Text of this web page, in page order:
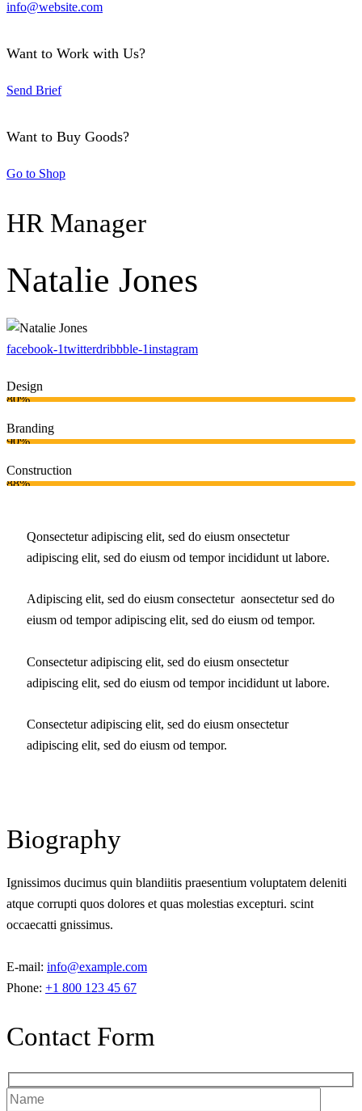
info@website.com
Want to Work with Us?
Send Brief
Want to Buy Goods?
Go to Shop
HR Manager
Natalie Jones
facebook-1twitterdribbble-1instagram
Design
80%
Branding
90%
Construction
88%
Qonsectetur adipiscing elit, sed do eiusm onsectetur
adipiscing elit, sed do eiusm od tempor incididunt ut labore.
Adipiscing elit, sed do eiusm consectetur aonsectetur sed do
eiusm od tempor adipiscing elit, sed do eiusm od tempor.
Consectetur adipiscing elit, sed do eiusm onsectetur
adipiscing elit, sed do eiusm od tempor incididunt ut labore.
Consectetur adipiscing elit, sed do eiusm onsectetur
adipiscing elit, sed do eiusm od tempor.
Biography
Ignissimos ducimus quin blandiitis praesentium voluptatem deleniti
atque corrupti quos dolores et quas molestias excepturi. scint
occaecatti gnissimus.
E-mail: info@example.com
Phone: +1 800 123 45 67
Contact Form